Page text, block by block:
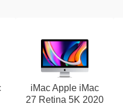
iMac Apple iMac
27 Retina 5K 2020